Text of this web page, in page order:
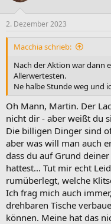
n
e
2. Dezember 2023
Macchia schrieb:
Nach der Aktion war dann
Allerwertesten.
Ne halbe Stunde weg und
Oh Mann, Martin. Der
nicht dir - aber weißt du
Die billigen Dinger sind
aber was will man auch
dass du auf Grund
hattest... Tut mir echt
rumüberlegt, welche
Ich frag mich auch
drehbaren Tische
können. Meine hat das